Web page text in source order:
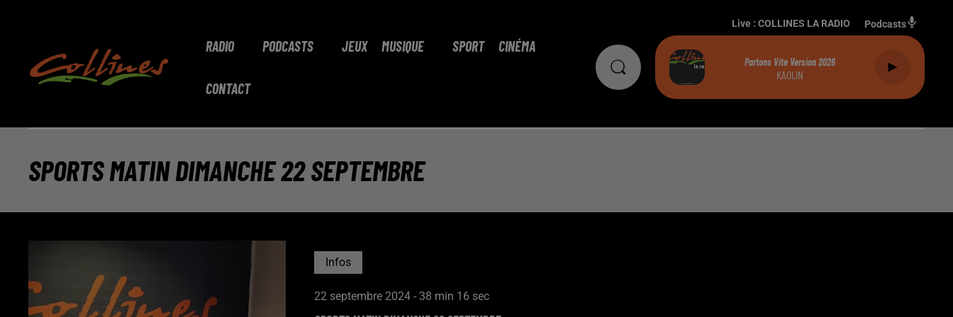
RADIO PODCASTS JEUX MUSIQUE SPORT CINÉMA
CONTACT
Live : COLLINES LA RADIO Podcasts
Partons Vite Version 2026
KAOLIN
SPORTS MATIN DIMANCHE 22 SEPTEMBRE
Infos
22 septembre 2024 - 38 min 16 sec